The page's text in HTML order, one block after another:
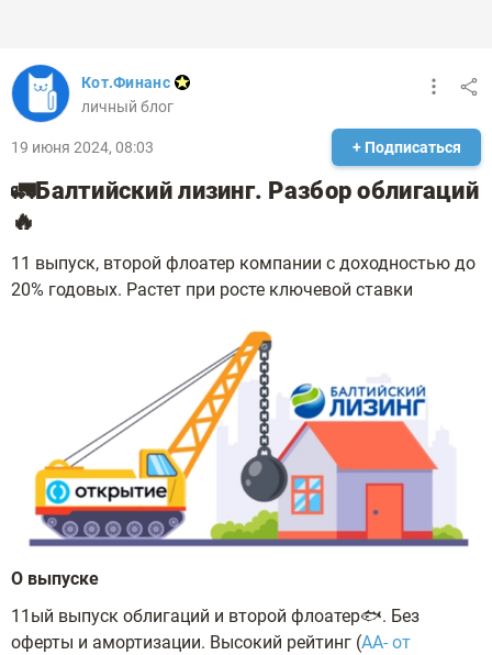
Кот.Финанс
личный блог
19 июня 2024, 08:03 + Подписаться
🚛Балтийский лизинг. Разбор облигаций
🔥
11 выпуск, второй флоатер компании с доходностью до
20% годовых. Растет при росте ключевой ставки
О выпуске
11ый выпуск облигаций и второй флоатер🐟. Без
оферты и амортизации. Высокий рейтинг (АА- от